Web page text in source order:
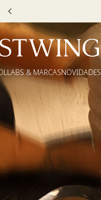
& MARCASNOVIDADES